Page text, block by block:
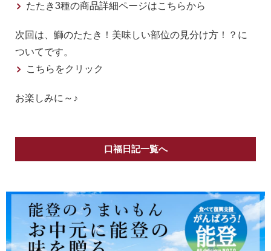
たたき3種の商品詳細ページはこちらから
次回は、鰤のたたき！美味しい部位の見分け方！？に
ついてです。
こちらをクリック
お楽しみに～♪
口福日記一覧へ